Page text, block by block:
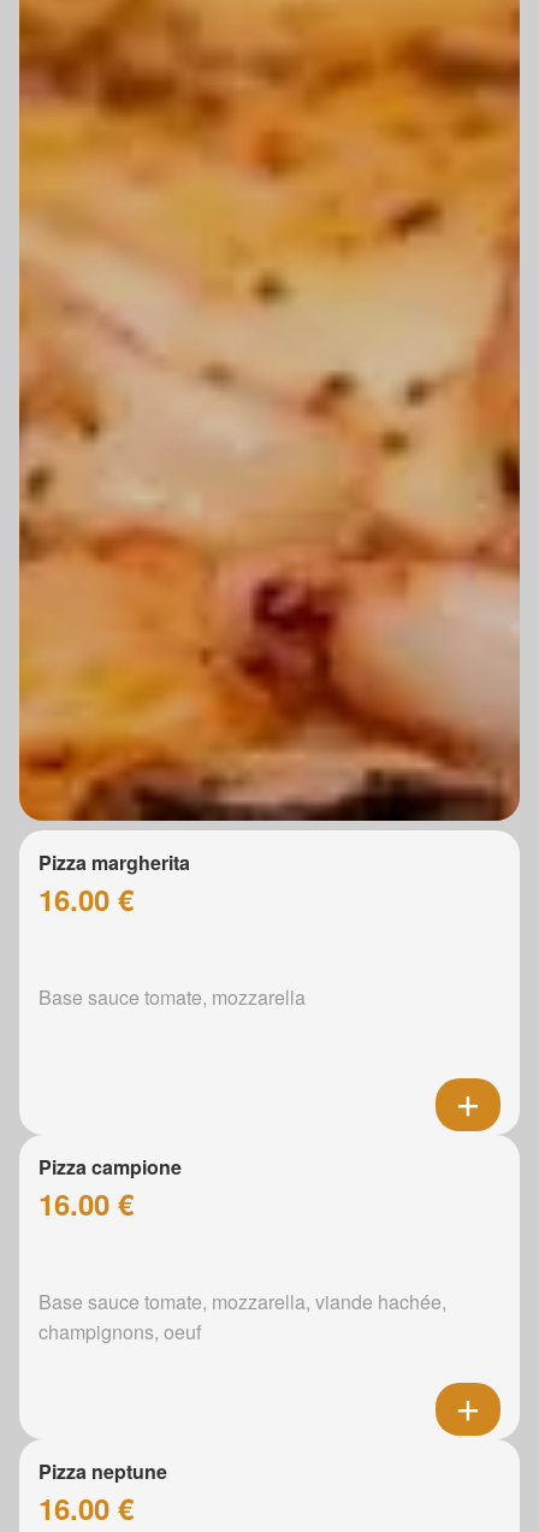
Pizza margherita
16.00 €
Base sauce tomate, mozzarella
Pizza campione
16.00 €
Base sauce tomate, mozzarella, viande hachée,
champignons, oeuf
Pizza neptune
16.00 €